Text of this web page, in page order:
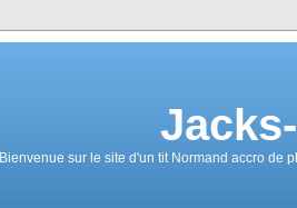
Bienvenue sur le site d'un tit Normand accro de